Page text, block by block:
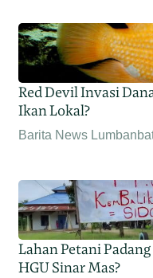
Red Devil Invasi
Ikan Lokal?
Barita News
Lahan Petani
HGU Sinar Mas?